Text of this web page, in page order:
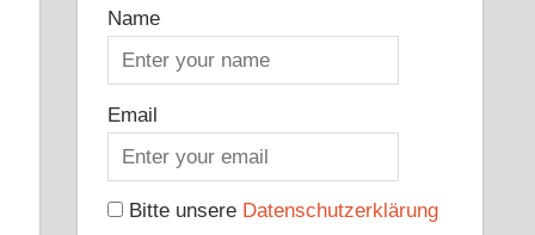
Name
Email
Bitte unsere Datenschutzerklärung